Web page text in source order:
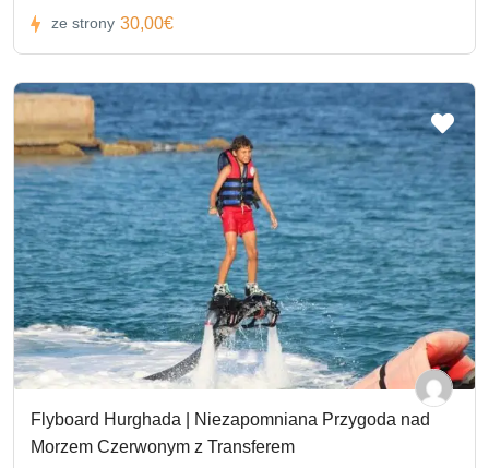
ze strony 30,00€
Flyboard Hurghada | Niezapomniana Przygoda nad
Morzem Czerwonym z Transferem